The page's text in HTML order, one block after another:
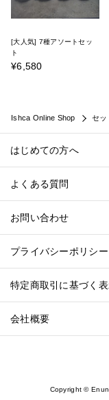
Ishca Online Shop セッ
[大人気] 7種アソートセッ
ト
¥6,580
はじめての方へ
よくある質問
お問い合わせ
プライバシーポリシー
特定商取引に基づく
会社概要
Copyright ©